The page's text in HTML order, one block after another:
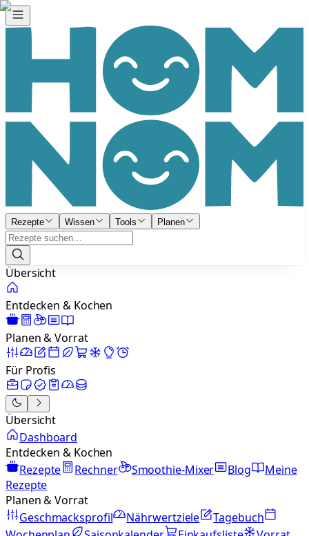
Rezepte Wissen Tools Planen
Übersicht
Entdecken & Kochen
Planen & Vorrat
Für Profis
Übersicht
Dashboard
Entdecken & Kochen
Rezepte
Rechner Smoothie-Mixer Blog
Meine
Rezepte
Planen & Vorrat
Geschmacksprofil
Nährwertziele
Tagebuch